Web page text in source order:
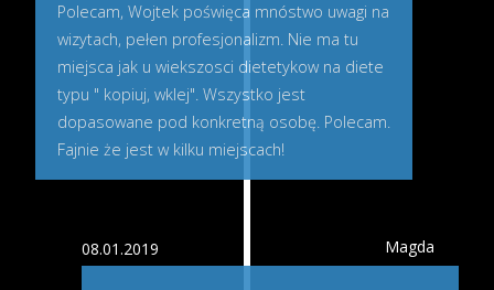
Polecam, Wojtek poświęca mnóstwo uwagi na
wizytach, pełen profesjonalizm. Nie ma tu
miejsca jak u wiekszosci dietetykow na diete
typu " kopiuj, wklej". Wszystko jest
dopasowane pod konkretną osobę. Polecam.
Fajnie że jest w kilku miejscach!
Magda
08.01.2019